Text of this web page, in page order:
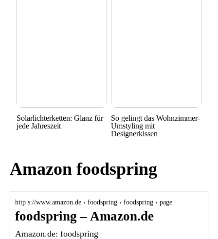
Solarlichterketten: Glanz für
jede Jahreszeit
So gelingt das Wohnzimmer-
Umstyling mit
Designerkissen
Amazon foodspring
http s://www.amazon.de › foodspring › foodspring › page
foodspring – Amazon.de
Amazon.de: foodspring